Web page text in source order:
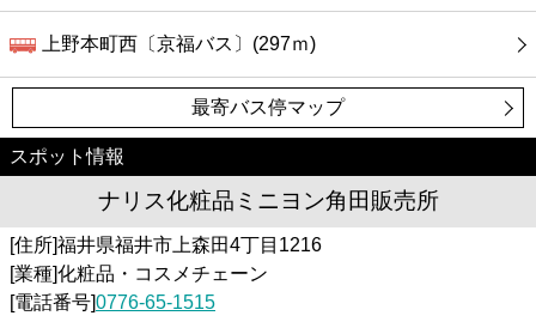
上野本町西〔京福バス〕(297ｍ)
最寄バス停マップ
スポット情報
ナリス化粧品ミニヨン角田販売所
[住所]福井県福井市上森田4丁目1216
[業種]化粧品・コスメチェーン
[電話番号]0776-65-1515